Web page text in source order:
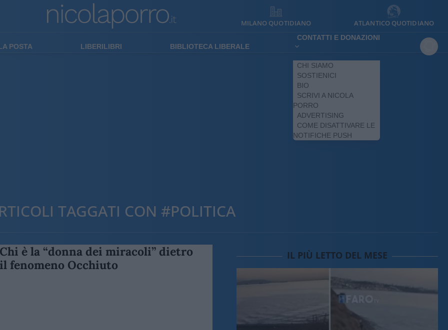
MILANO QUOTIDIANO ATLANTICO QUOTIDIANO
POSTA LIBERILIBRI BIBLIOTECA LIBERALE
CONTATTI E DONAZIONI
CHI SIAMO
SOSTIENICI
BIO
SCRIVI A NICOLA
PORRO
ADVERTISING
COME DISATTIVARE LE
NOTIFICHE PUSH
TAGGATI CON #POLITICA
Chi è la “donna dei miracoli” dietro
il fenomeno Occhiuto
IL PIÙ LETTO DEL MESE